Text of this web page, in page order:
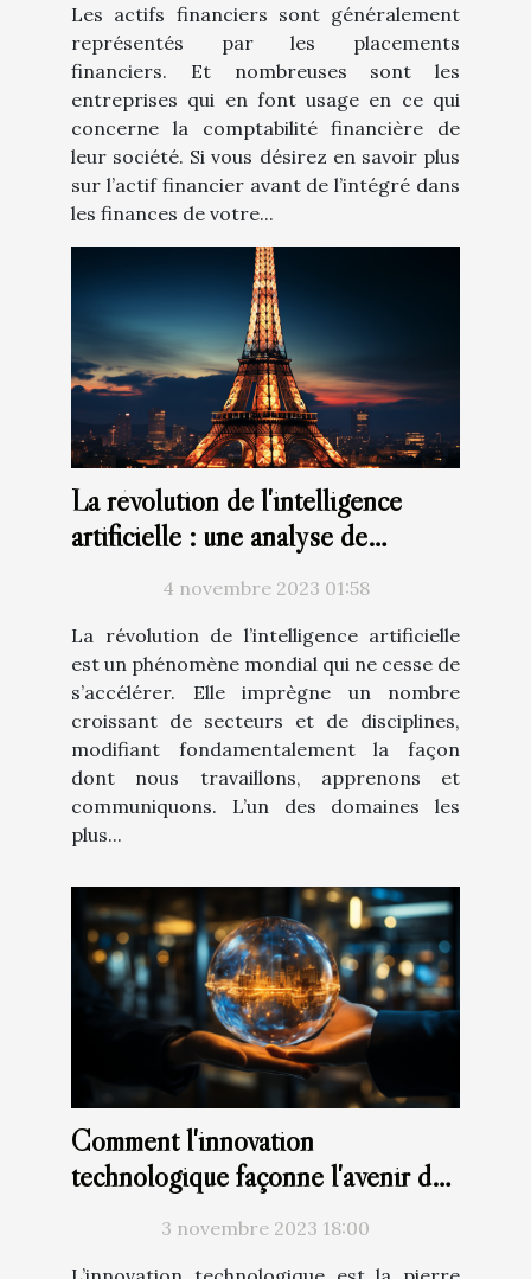
Les actifs financiers sont généralement
représentés par les placements
financiers. Et nombreuses sont les
entreprises qui en font usage en ce qui
concerne la comptabilité financière de
leur société. Si vous désirez en savoir plus
sur l’actif financier avant de l’intégré dans
les finances de votre...
La révolution de l'intelligence
artificielle : une analyse de
ChatGPT en français
4 novembre 2023 01:58
La révolution de l’intelligence artificielle
est un phénomène mondial qui ne cesse de
s’accélérer. Elle imprègne un nombre
croissant de secteurs et de disciplines,
modifiant fondamentalement la façon
dont nous travaillons, apprenons et
communiquons. L’un des domaines les
plus...
Comment l'innovation
technologique façonne l'avenir des
3 novembre 2023 18:00